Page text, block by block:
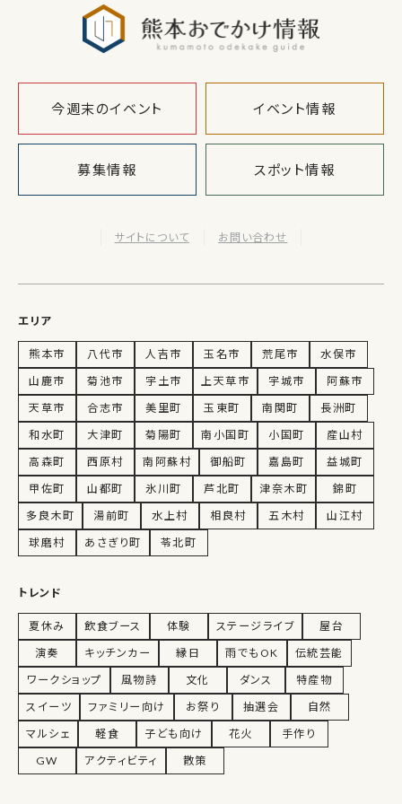
今週末のイベント イベント情報
募集情報 スポット情報
サイトについて お問い合わせ
エリア
熊本市 八代市 人吉市 玉名市 荒尾市
水俣市
山鹿市
菊池市 宇土市 上天草市 宇城市
阿蘇市
天草市
合志市 美里町 玉東町 南関町
長洲町
和水町
大津町 菊陽町 南小国町 小国町
産山村
高森町
西原村 南阿蘇村 御船町 嘉島町
益城町
甲佐町
山都町 氷川町 芦北町 津奈木町
錦町
多良木町
湯前町 水上村 相良村 五木村
山江村
球磨村
あさぎり町 苓北町
トレンド
夏休み 飲食ブース 体験 ステージライブ
屋台
演奏
キッチンカー 縁日 雨でもOK
伝統芸能
ワークショップ
風物詩 文化 ダンス
特産物
スイーツ
ファミリー向け お祭り 抽選会
自然
マルシェ
軽食 子ども向け 花火
手作り
GW
アクティビティ 散策